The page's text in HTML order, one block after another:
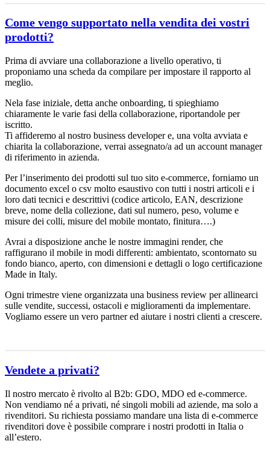
Come vengo supportato nella vendita dei vostri
prodotti?
Prima di avviare una collaborazione a livello operativo, ti
proponiamo una scheda da compilare per impostare il rapporto al
meglio.
Nela fase iniziale, detta anche onboarding, ti spieghiamo
chiaramente le varie fasi della collaborazione, riportandole per
iscritto.
Ti affideremo al nostro business developer e, una volta avviata e
chiarita la collaborazione, verrai assegnato/a ad un account manager
di riferimento in azienda.
Per l’inserimento dei prodotti sul tuo sito e-commerce, forniamo un
documento excel o csv molto esaustivo con tutti i nostri articoli e i
loro dati tecnici e descrittivi (codice articolo, EAN, descrizione
breve, nome della collezione, dati sul numero, peso, volume e
misure dei colli, misure del mobile montato, finitura….)
Avrai a disposizione anche le nostre immagini render, che
raffigurano il mobile in modi differenti: ambientato, scontornato su
fondo bianco, aperto, con dimensioni e dettagli o logo certificazione
Made in Italy.
Ogni trimestre viene organizzata una business review per allinearci
sulle vendite, successi, ostacoli e miglioramenti da implementare.
Vogliamo essere un vero partner ed aiutare i nostri clienti a crescere.
Vendete a privati?
Il nostro mercato è rivolto al B2b: GDO, MDO ed e-commerce.
Non vendiamo né a privati, né singoli mobili ad aziende, ma solo a
rivenditori. Su richiesta possiamo mandare una lista di e-commerce
rivenditori dove è possibile comprare i nostri prodotti in Italia o
all’estero.